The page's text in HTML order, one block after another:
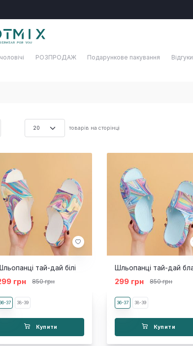
РОЗПРОДАЖ Подарункове пакування Відгуки
товарів на сторінці
тай-дай білі
грн 850 грн
37 38-39
Купити
299 грн 850 грн
36-37 38-39
Купити